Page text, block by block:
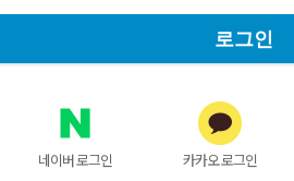
네이버 로그인 카카오 로그인